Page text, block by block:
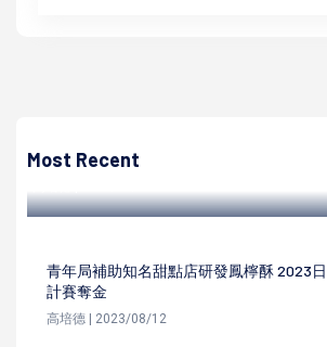
Most Recent
果市集布農族語推銷
青年局補助知名甜點店研發鳳檸酥 2023
計賽奪金
高培德 | 2023/08/12